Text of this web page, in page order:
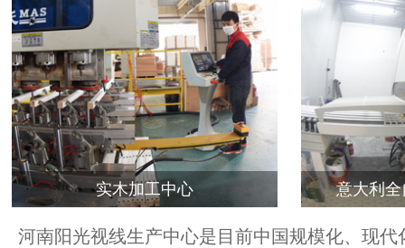
实木加工中心 意大利
河南阳光视线生产中心是目前中国规模化、现代